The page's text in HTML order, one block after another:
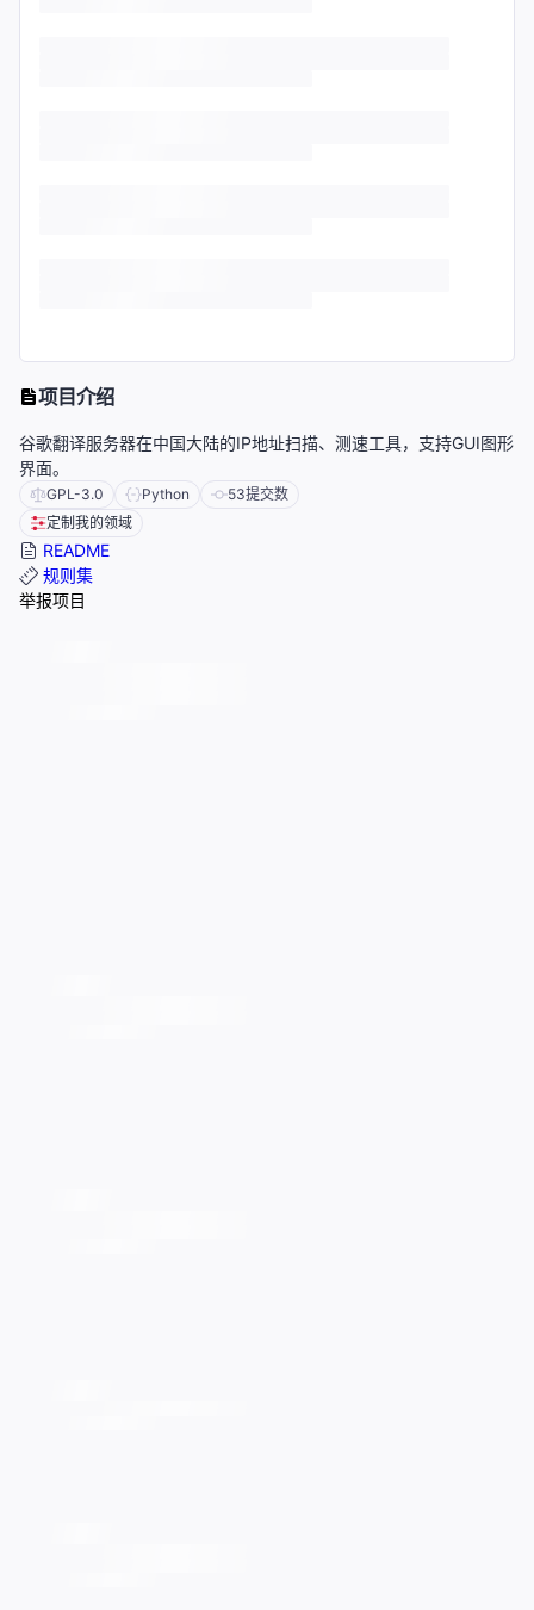
项目介绍
谷歌翻译服务器在中国大陆的IP地址扫描、测速工具，支持GUI图形
界面。
GPL-3.0 Python 53提交数
定制我的领域
README
规则集
举报项目